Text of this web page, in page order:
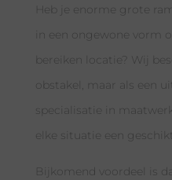
Heb je enorme grote
in een ongewone vorm
bereiken locatie? Wij
obstakel, maar als een
specialisatie in
elke situatie een
Bijkomend voordeel is